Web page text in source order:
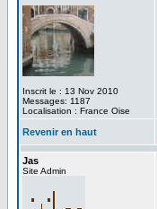
Inscrit le : 13 Nov 2010
Messages: 1187
Localisation : France Oise
Revenir en haut
Jas
Site Admin